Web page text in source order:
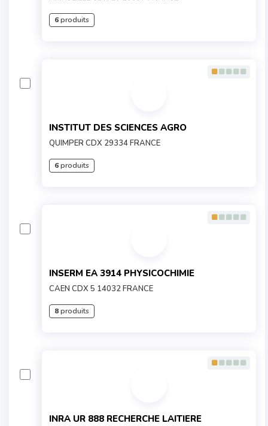
6produits
INSTITUT DES SCIENCES AGRO
QUIMPER CDX 29334 FRANCE
6produits
INSERM EA 3914 PHYSICOCHIMIE
CAEN CDX 5 14032 FRANCE
8produits
INRA UR 888 RECHERCHE LAITIERE